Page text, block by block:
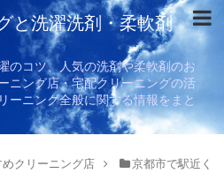
と洗濯洗剤・柔軟剤
のコツ、人気の洗剤や柔軟剤のお
ニング店・宅配クリーニングの活
ーニング全般に関する情報をまと
クリーニング店
京都市で駅近く